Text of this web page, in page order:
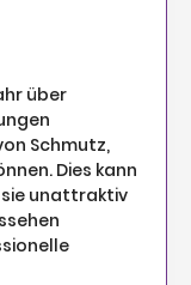
über
Schmutz,
Dies kann
unattraktiv